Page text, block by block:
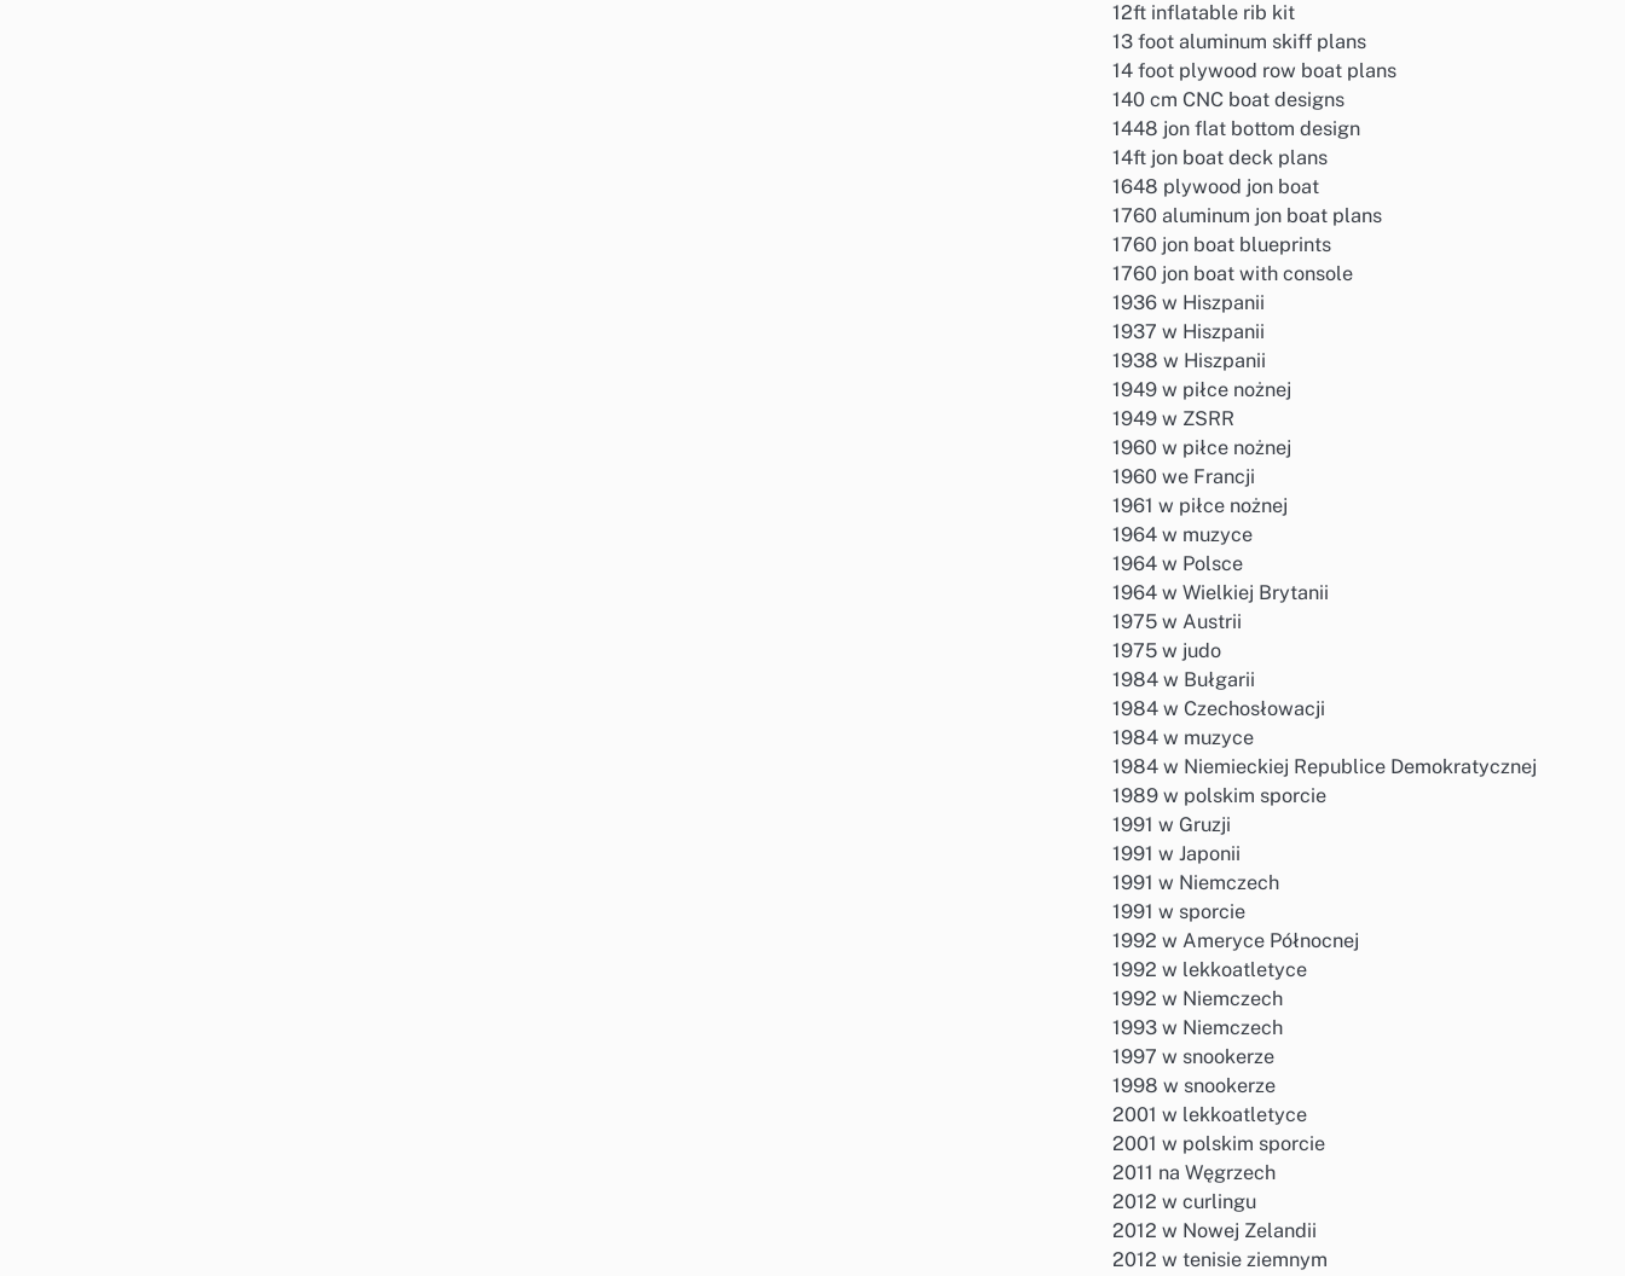
12ft inflatable rib kit
13 foot aluminum skiff plans
14 foot plywood row boat plans
140 cm CNC boat designs
1448 jon flat bottom design
14ft jon boat deck plans
1648 plywood jon boat
1760 aluminum jon boat plans
1760 jon boat blueprints
1760 jon boat with console
1936 w Hiszpanii
1937 w Hiszpanii
1938 w Hiszpanii
1949 w piłce nożnej
1949 w ZSRR
1960 w piłce nożnej
1960 we Francji
1961 w piłce nożnej
1964 w muzyce
1964 w Polsce
1964 w Wielkiej Brytanii
1975 w Austrii
1975 w judo
1984 w Bułgarii
1984 w Czechosłowacji
1984 w muzyce
1984 w Niemieckiej Republice Demokratycznej
1989 w polskim sporcie
1991 w Gruzji
1991 w Japonii
1991 w Niemczech
1991 w sporcie
1992 w Ameryce Północnej
1992 w lekkoatletyce
1992 w Niemczech
1993 w Niemczech
1997 w snookerze
1998 w snookerze
2001 w lekkoatletyce
2001 w polskim sporcie
2011 na Węgrzech
2012 w curlingu
2012 w Nowej Zelandii
2012 w tenisie ziemnym